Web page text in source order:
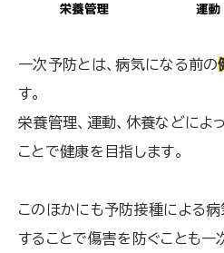
一次予防とは、病気になる前の
す。
栄養管理、運動、休養などによ
ことで健康を目指します。
このほかにも予防接種による
することで傷害を防ぐことも一